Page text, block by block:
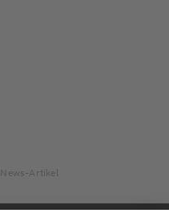
News-Artikel